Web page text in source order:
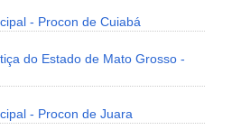
- Procon de Cuiabá
do Estado de Mato Grosso -
- Procon de Juara